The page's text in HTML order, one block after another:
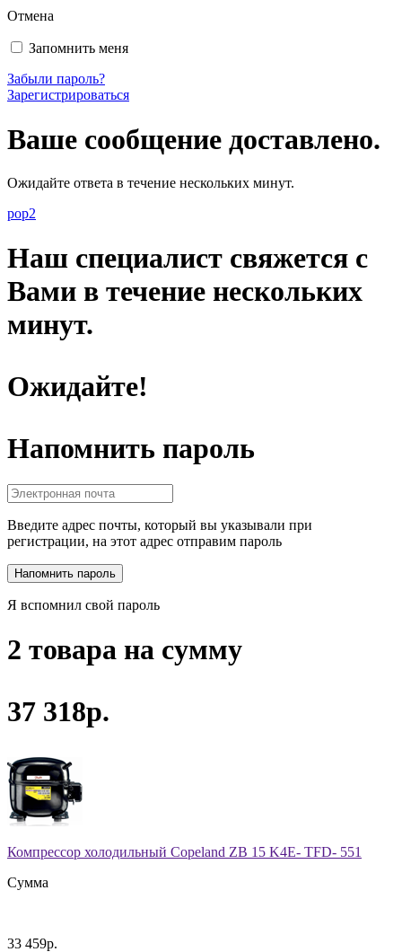
Отмена
Запомнить меня
Забыли пароль?
Зарегистрироваться
Ваше сообщение доставлено.
Ожидайте ответа в течение нескольких минут.
pop2
Наш специалист свяжется с
Вами в течение нескольких
минут.
Ожидайте!
Напомнить пароль
Введите адрес почты, который вы указывали при
регистрации, на этот адрес отправим пароль
Я вспомнил свой пароль
2 товара на сумму
37 318р.
Компрессор холодильный Copeland ZB 15 K4E- TFD- 551
Сумма
33 459р.